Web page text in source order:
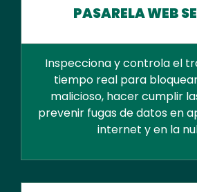
PASARELA WEB
Inspecciona y controla el
tiempo real para
malicioso, hacer cumplir
prevenir fugas de datos en
internet y en la